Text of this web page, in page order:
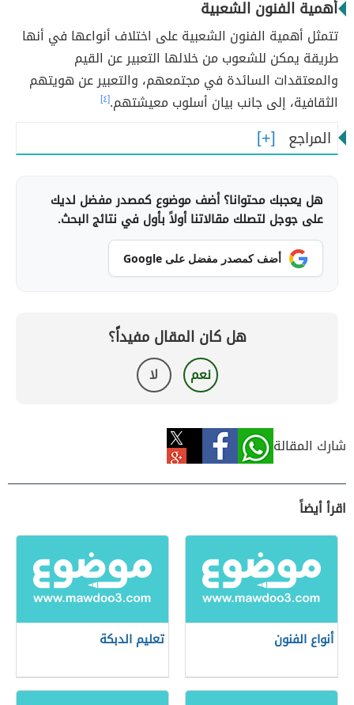
أهمية الفنون الشعبية
تتمثل أهمية الفنون الشعبية على اختلاف أنواعها في أنها
طريقة يمكن للشعوب من خلالها التعبير عن القيم
والمعتقدات السائدة في مجتمعهم، والتعبير عن هويتهم
الثقافية، إلى جانب بيان أسلوب معيشتهم.[٤]
المراجع
هل يعجبك محتوانا؟ أضف موضوع كمصدر مفضل لديك
على جوجل لتصلك مقالاتنا أولاً بأول في نتائج البحث.
أضف كمصدر مفضل على Google
هل كان المقال مفيداً؟
نعم لا
شارك المقالة
اقرأ أيضاً
أنواع الفنون تعليم الدبكة